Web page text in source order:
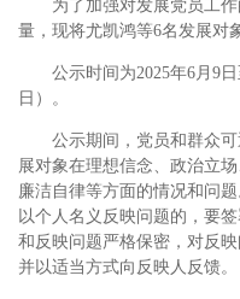
为了加强对发展党员工
量，现将尤凯鸿等6名发展对
公示时间为2025年6月9
日）。
公示期间，党员和群众
展对象在理想信念、政治立
廉洁自律等方面的情况和问
以个人名义反映问题的，要
和反映问题严格保密，对反
并以适当方式向反映人反馈。